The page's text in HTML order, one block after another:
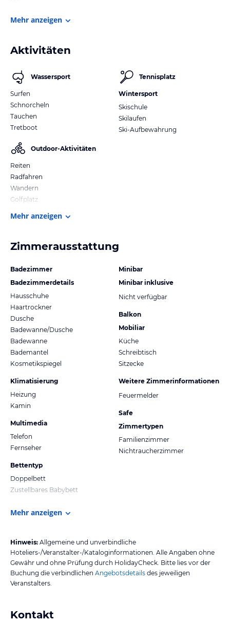
Mehr anzeigen
Aktivitäten
Wassersport
Surfen
Schnorcheln
Tauchen
Tretboot
Outdoor-Aktivitäten
Reiten
Radfahren
Wandern
Golfplatz
Tennisplatz
Wintersport
Skischule
Skilaufen
Ski-Aufbewahrung
Mehr anzeigen
Zimmerausstattung
Badezimmer
Badezimmerdetails
Hausschuhe
Haartrockner
Dusche
Badewanne/Dusche
Badewanne
Bademantel
Kosmetikspiegel
Klimatisierung
Heizung
Kamin
Multimedia
Telefon
Fernseher
Bettentyp
Doppelbett
Zustellbares Babybett
Minibar
Minibar inklusive
Nicht verfügbar
Balkon
Mobiliar
Küche
Schreibtisch
Sitzecke
Weitere Zimmerinformationen
Feuermelder
Safe
Zimmertypen
Familienzimmer
Nichtraucherzimmer
Mehr anzeigen
Hinweis: Allgemeine und unverbindliche
Hoteliers-/Veranstalter-/Kataloginformationen. Alle Angaben ohne
Gewähr und ohne Prüfung durch HolidayCheck. Bitte lies vor der
Buchung die verbindlichen Angebotsdetails des jeweiligen
Veranstalters.
Kontakt